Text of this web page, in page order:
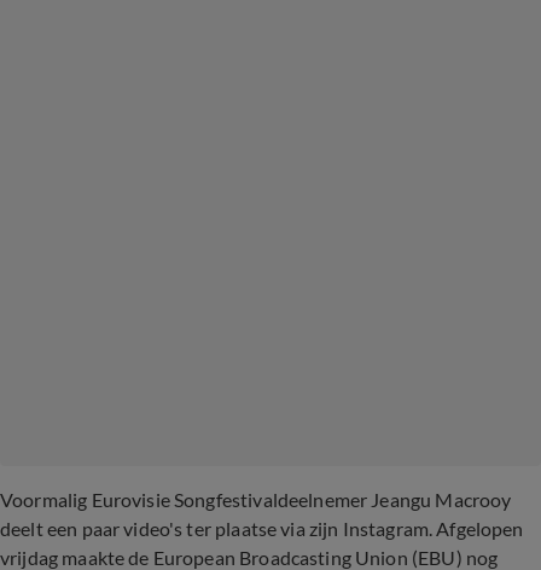
Voormalig Eurovisie Songfestivaldeelnemer Jeangu Macrooy
deelt een paar video's ter plaatse via zijn Instagram. Afgelopen
vrijdag maakte de European Broadcasting Union (EBU) nog